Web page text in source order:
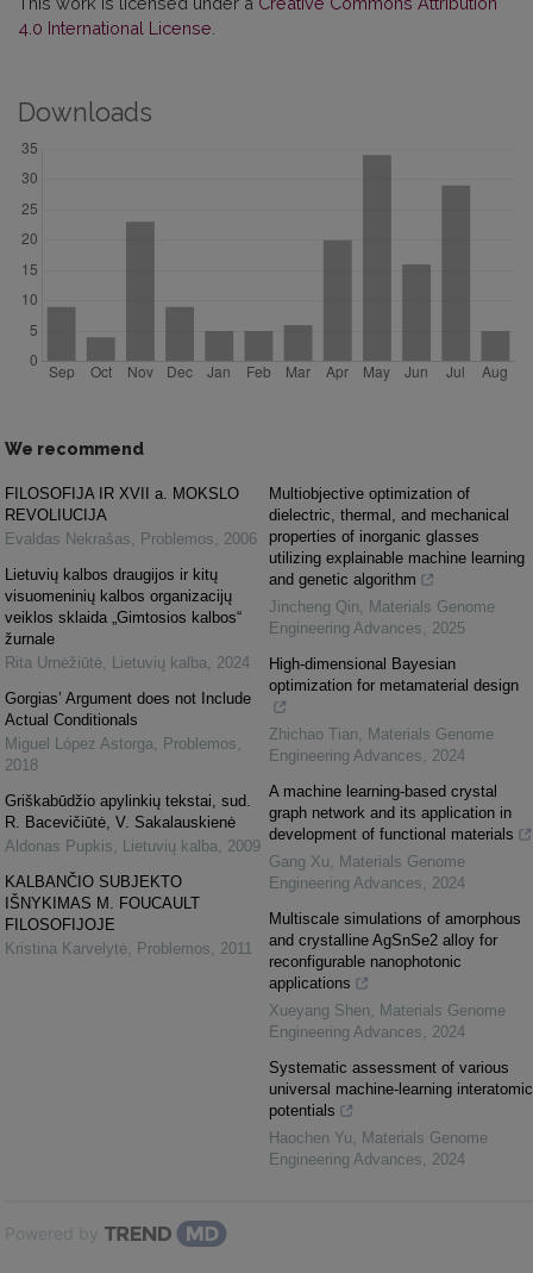
4.0 International License
Downloads
We recommend
FILOSOFIJA IR XVII a. MOKSLO
REVOLIUCIJA
Evaldas Nekrašas, Problemos, 2006
Lietuvių kalbos draugijos ir kitų
visuomeninių kalbos organizacijų
veiklos sklaida „Gimtosios kalbos“
žurnale
Rita Urnėžiūtė, Lietuvių kalba, 2024
Gorgias’ Argument does not Include
Actual Conditionals
Miguel López Astorga, Problemos,
2018
Griškabūdžio apylinkių tekstai, sud.
R. Bacevičiūtė, V. Sakalauskienė
Aldonas Pupkis, Lietuvių kalba, 2009
KALBANČIO SUBJEKTO
IŠNYKIMAS M. FOUCAULT
FILOSOFIJOJE
Kristina Karvelytė, Problemos, 2011
Multiobjective optimization of
dielectric, thermal, and mechanical
properties of inorganic glasses
utilizing explainable machine learning
and genetic algorithm
Jincheng Qin, Materials Genome
Engineering Advances, 2025
High-dimensional Bayesian
optimization for metamaterial design
Zhichao Tian, Materials Genome
Engineering Advances, 2024
A machine learning-based crystal
graph network and its application in
development of functional materials
Gang Xu, Materials Genome
Engineering Advances, 2024
Multiscale simulations of amorphous
and crystalline AgSnSe2 alloy for
reconfigurable nanophotonic
applications
Xueyang Shen, Materials Genome
Engineering Advances, 2024
Systematic assessment of various
universal machine-learning interatomic
potentials
Haochen Yu, Materials Genome
Engineering Advances, 2024
Powered by